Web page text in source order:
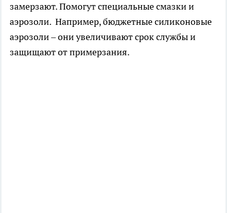
замерзают. Помогут специальные смазки и
аэрозоли. Например, бюджетные силиконовые
аэрозоли – они увеличивают срок службы и
защищают от примерзания.